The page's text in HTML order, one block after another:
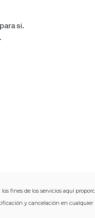
fines de los servicios aquí
y cancelación en